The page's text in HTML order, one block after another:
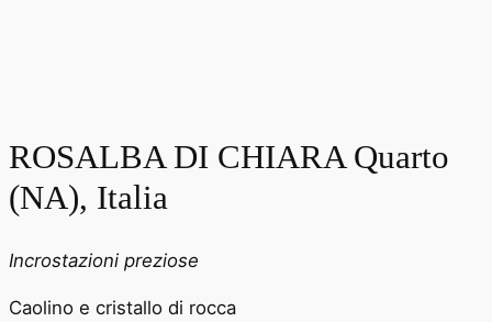
ROSALBA DI CHIARA Quarto
(NA), Italia
Incrostazioni preziose
Caolino e cristallo di rocca